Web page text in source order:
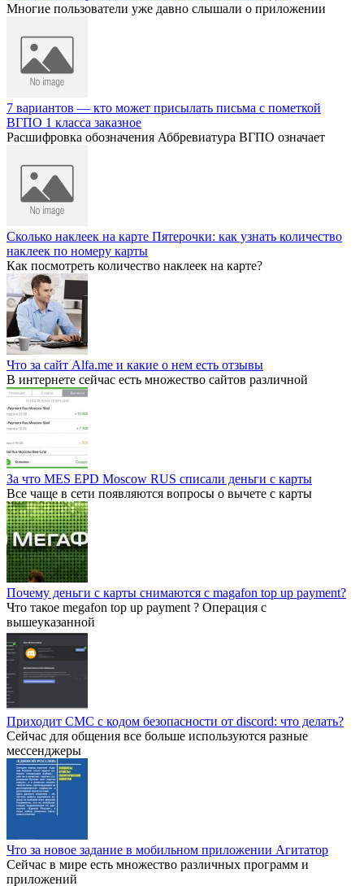
Многие пользователи уже давно слышали о приложении
7 вариантов — кто может присылать письма с пометкой
ВГПО 1 класса заказное
Расшифровка обозначения Аббревиатура ВГПО означает
Сколько наклеек на карте Пятерочки: как узнать количество
наклеек по номеру карты
Как посмотреть количество наклеек на карте?
Что за сайт Alfa.me и какие о нем есть отзывы
В интернете сейчас есть множество сайтов различной
За что MES EPD Moscow RUS списали деньги с карты
Все чаще в сети появляются вопросы о вычете с карты
Почему деньги с карты снимаются с magafon top up payment?
Что такое megafon top up payment ? Операция с
вышеуказанной
Приходит СМС с кодом безопасности от discord: что делать?
Сейчас для общения все больше используются разные
мессенджеры
Что за новое задание в мобильном приложении Агитатор
Сейчас в мире есть множество различных программ и
приложений